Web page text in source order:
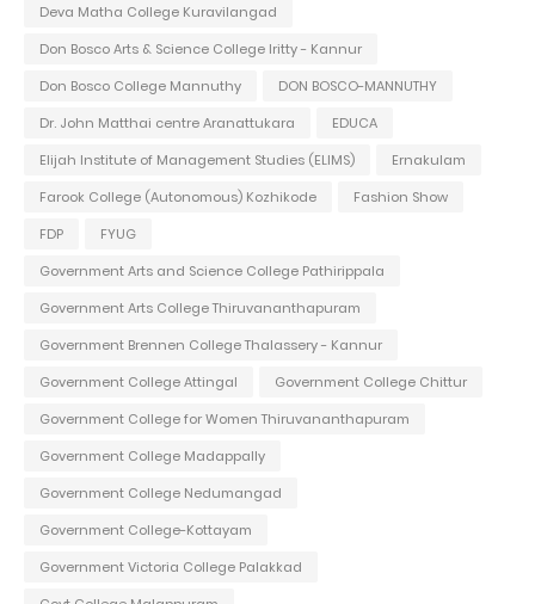
Deva Matha College Kuravilangad
Don Bosco Arts & Science College Iritty - Kannur
Don Bosco College Mannuthy
DON BOSCO-MANNUTHY
Dr. John Matthai centre Aranattukara
EDUCA
Elijah Institute of Management Studies (ELIMS)
Ernakulam
Farook College (Autonomous) Kozhikode
Fashion Show
FDP
FYUG
Government Arts and Science College Pathirippala
Government Arts College Thiruvananthapuram
Government Brennen College Thalassery - Kannur
Government College Attingal
Government College Chittur
Government College for Women Thiruvananthapuram
Government College Madappally
Government College Nedumangad
Government College-Kottayam
Government Victoria College Palakkad